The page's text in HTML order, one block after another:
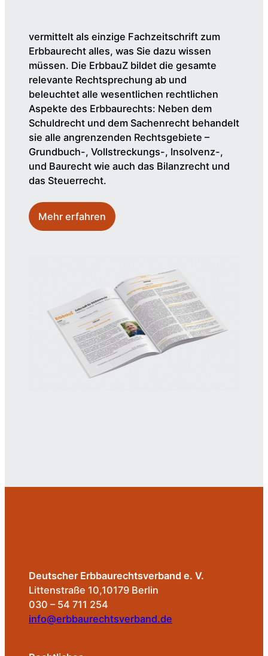
vermittelt als einzige Fachzeitschrift zum
Erbbaurecht alles, was Sie dazu wissen
müssen. Die ErbbauZ bildet die gesamte
relevante Rechtsprechung ab und
beleuchtet alle wesentlichen rechtlichen
Aspekte des Erbbaurechts: Neben dem
Schuldrecht und dem Sachenrecht behandelt
sie alle angrenzenden Rechtsgebiete –
Grundbuch-, Vollstreckungs-, Insolvenz-,
und Baurecht wie auch das Bilanzrecht und
das Steuerrecht.
Mehr erfahren
Deutscher Erbbaurechtsverband e. V.
Littenstraße 10,10179 Berlin
030 – 54 711 254
info@erbbaurechtsverband.de